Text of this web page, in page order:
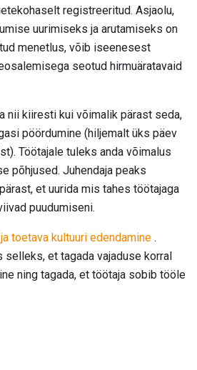
registreeritud. Asjaolu,
uurimiseks ja arutamiseks on
menetlus, võib iseenesest
seotud hirmuäratavaid
nii kiiresti kui võimalik pärast seda,
pöördumine (hiljemalt üks päev
Töötajale tuleks anda võimalus
põhjused. Juhendaja peaks
et uurida mis tahes töötajaga
puudumiseni.
toetava kultuuri edendamine .
selleks, et tagada vajaduse korral
ning tagada, et töötaja sobib tööle